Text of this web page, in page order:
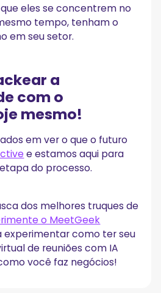
eles se concentrem no
tempo, tenham o
em seu setor.
a
com o
mesmo!
em ver o que o futuro
e estamos aqui para
do processo.
dos melhores truques de
o MeetGeek
experimentar como ter seu
de reuniões com IA
você faz negócios!